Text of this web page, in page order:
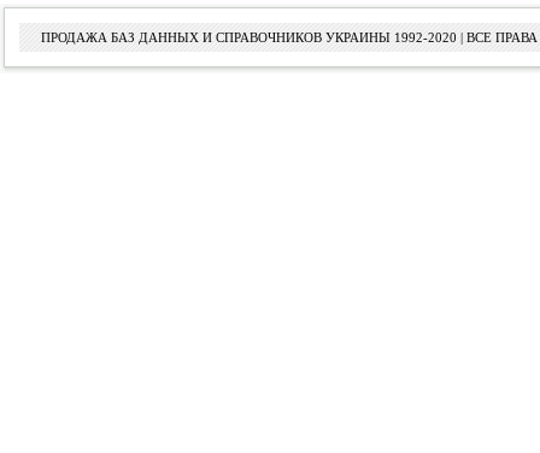
ПРОДАЖА БАЗ ДАННЫХ И СПРАВОЧНИКОВ УКРАИНЫ 1992-2020 | ВСЕ